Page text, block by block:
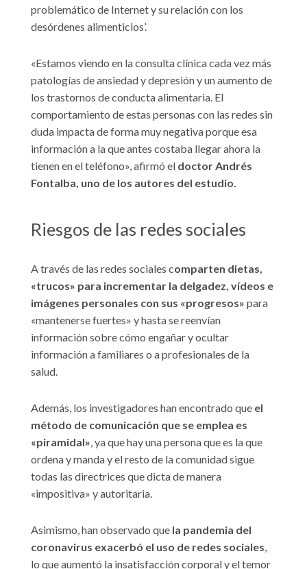
problemático de Internet y su relación con los
desórdenes alimenticios’.
«Estamos viendo en la consulta clínica cada vez más
patologías de ansiedad y depresión y un aumento de
los trastornos de conducta alimentaria. El
comportamiento de estas personas con las redes sin
duda impacta de forma muy negativa porque esa
información a la que antes costaba llegar ahora la
tienen en el teléfono», afirmó el doctor Andrés
Fontalba, uno de los autores del estudio.
Riesgos de las redes sociales
A través de las redes sociales comparten dietas,
«trucos» para incrementar la delgadez, vídeos e
imágenes personales con sus «progresos» para
«mantenerse fuertes» y hasta se reenvían
información sobre cómo engañar y ocultar
información a familiares o a profesionales de la
salud.
Además, los investigadores han encontrado que el
método de comunicación que se emplea es
«piramidal», ya que hay una persona que es la que
ordena y manda y el resto de la comunidad sigue
todas las directrices que dicta de manera
«impositiva» y autoritaria.
Asimismo, han observado que la pandemia del
coronavirus exacerbó el uso de redes sociales,
lo que aumentó la insatisfacción corporal y el temor